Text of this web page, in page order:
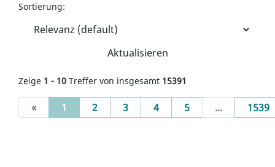
Sortierung:
Aktualisieren
Zeige 1 - 10 Treffer von insgesamt 15391
« 1 (current)
2 3 4 5 ... 1539